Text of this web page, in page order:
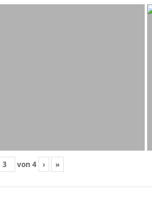
von 4 › »